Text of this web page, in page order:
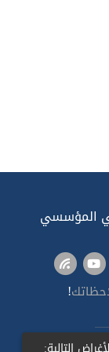
المؤسسي
!